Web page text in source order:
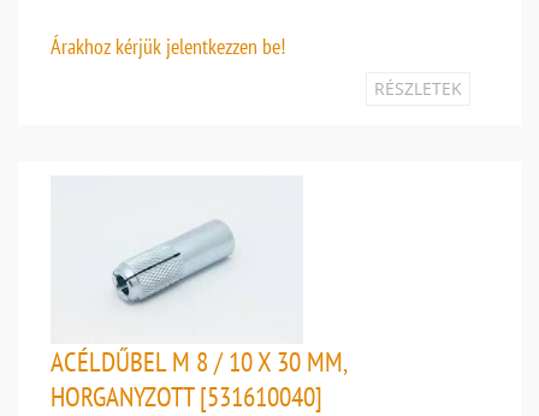
Árakhoz kérjük jelentkezzen be!
RÉSZLETEK
ACÉLDŰBEL M 8 / 10 X 30 MM,
HORGANYZOTT [531610040]